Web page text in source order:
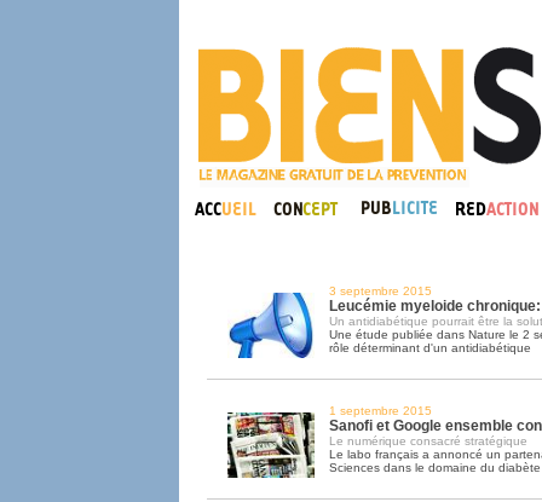
3 septembre 2015
Leucémie myeloide
Un antidiabétique pourrait être la
Une étude publiée dans Nature le 2
rôle déterminant d'un antidiabétique
1 septembre 2015
Sanofi et Google ensemble
Le numérique consacré stratégique
Le labo français a annoncé un
Sciences dans le domaine du diabète